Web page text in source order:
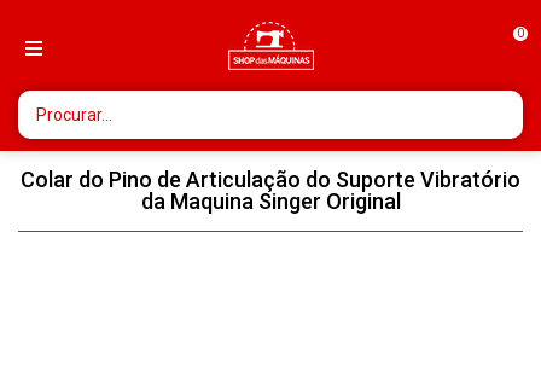
0
Colar do Pino de Articulação do Suporte Vibratório
da Maquina Singer Original